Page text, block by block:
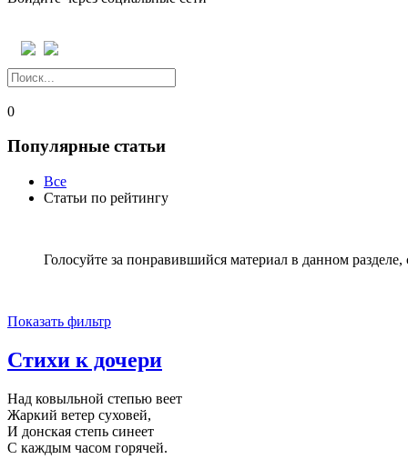
0
Популярные статьи
Все
Статьи по рейтингу
Голосуйте за понравившийся материал в данном разделе,
Показать фильтр
Стихи к дочери
Над ковыльной степью веет
Жаркий ветер суховей,
И донская степь синеет
С каждым часом горячей.